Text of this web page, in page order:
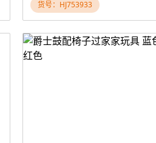
货号：HJ753933